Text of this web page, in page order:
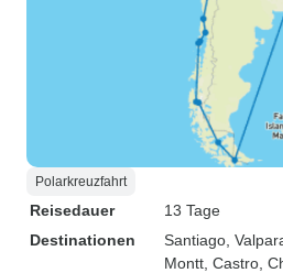
Polarkreuzfahrt
Reisedauer
13 Tage
Destinationen
Santiago ,
Montt , Castro ,